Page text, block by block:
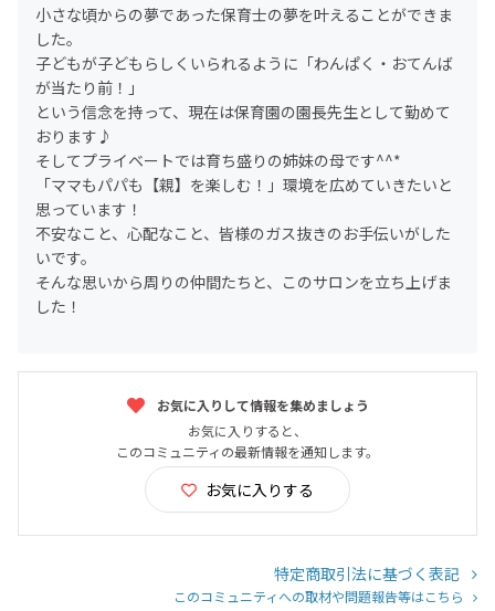
小さな頃からの夢であった保育士の夢を叶えることができま
した。
子どもが子どもらしくいられるように「わんぱく・おてんば
が当たり前！」
という信念を持って、現在は保育園の園長先生として勤めて
おります♪
そしてプライベートでは育ち盛りの姉妹の母です^^*
「ママもパパも【親】を楽しむ！」環境を広めていきたいと
思っています！
不安なこと、心配なこと、皆様のガス抜きのお手伝いがした
いです。
そんな思いから周りの仲間たちと、このサロンを立ち上げま
した！
お気に入りして情報を集めましょう
お気に入りすると、
このコミュニティの最新情報を通知します。
お気に入りする
特定商取引法に基づく表記
このコミュニティへの取材や問題報告等はこちら